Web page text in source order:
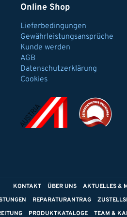
Online Shop
Lieferbedingungen
Gewährleistungsansprüche
Kunde werden
AGB
Datenschutzerklärung
Cookies
KONTAKT ÜBER UNS
AKTUELLES &
REPARATURANTRAG
PRODUKTKATALOGE TEAM &